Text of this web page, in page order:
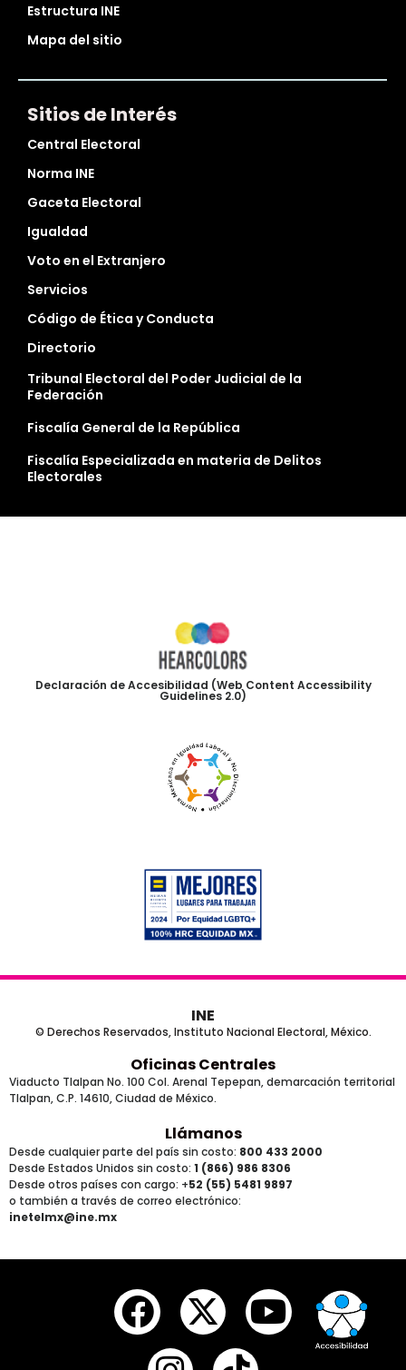
Estructura INE
Mapa del sitio
Sitios de Interés
Central Electoral
Norma INE
Gaceta Electoral
Igualdad
Voto en el Extranjero
Servicios
Código de Ética y Conducta
Directorio
Tribunal Electoral del Poder Judicial de la
Federación
Fiscalía General de la República
Fiscalía Especializada en materia de Delitos
Electorales
Declaración de Accesibilidad (Web Content Accessibility
Guidelines 2.0)
INE
© Derechos Reservados, Instituto Nacional Electoral, México.
Oficinas Centrales
Viaducto Tlalpan No. 100 Col. Arenal Tepepan, demarcación territorial
Tlalpan, C.P. 14610, Ciudad de México.
Llámanos
Desde cualquier parte del país sin costo: 800 433 2000
Desde Estados Unidos sin costo: 1 (866) 986 8306
Desde otros países con cargo: +52 (55) 5481 9897
o también a través de correo electrónico:
inetelmx@ine.mx